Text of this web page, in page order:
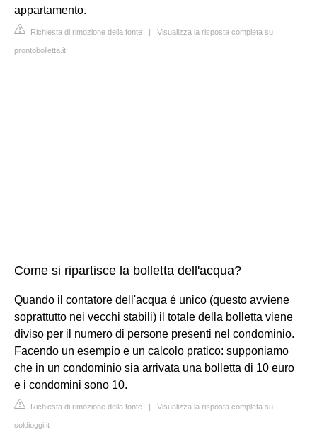
appartamento.
Richiesta di rimozione della fonte | Visualizza la risposta completa su
prontobolletta.it
Come si ripartisce la bolletta dell'acqua?
Quando il contatore dell'acqua é unico (questo avviene
soprattutto nei vecchi stabili) il totale della bolletta viene
diviso per il numero di persone presenti nel condominio.
Facendo un esempio e un calcolo pratico: supponiamo
che in un condominio sia arrivata una bolletta di 10 euro
e i condomini sono 10.
Richiesta di rimozione della fonte | Visualizza la risposta completa su
soldioggi.it